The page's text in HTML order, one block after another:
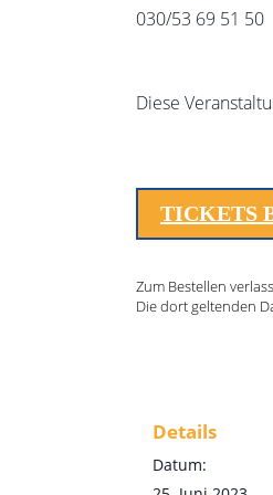
030/53 69 51 50
Diese
TICKETS
Zum Bestellen
Die dort geltenden
Details
Datum: